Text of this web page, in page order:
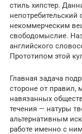
стиль хипстер.
непотребительский
некоммерческим
свободомыслие.
английского
Прототипом этой
Главная задача
стороне от правил,
навязанных
течения — натуры
альтернативным
работе именно с